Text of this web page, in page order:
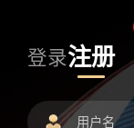
登录注册